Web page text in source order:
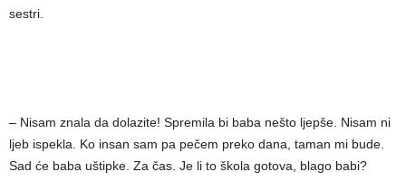
sestri.
– Nisam znala da dolazite! Spremila bi baba nešto ljepše. Nisam ni
ljeb ispekla. Ko insan sam pa pečem preko dana, taman mi bude.
Sad će baba uštipke. Za čas. Je li to škola gotova, blago babi?